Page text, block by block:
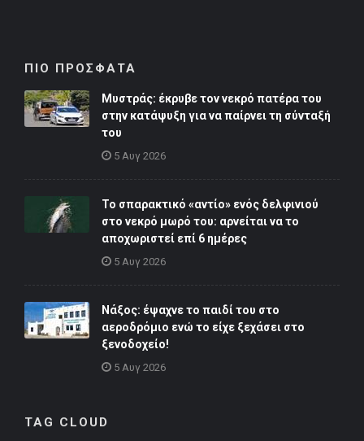
ΠΙΟ ΠΡΟΣΦΑΤΑ
Μυστράς: έκρυβε τον νεκρό πατέρα του
στην κατάψυξη για να παίρνει τη σύνταξή
του
5 Αυγ 2026
Το σπαρακτικό «αντίο» ενός δελφινιού
στο νεκρό μωρό του: αρνείται να το
αποχωριστεί επί 6 ημέρες
5 Αυγ 2026
Νάξος: έψαχνε το παιδί του στο
αεροδρόμιο ενώ το είχε ξεχάσει στο
ξενοδοχείο!
5 Αυγ 2026
TAG CLOUD